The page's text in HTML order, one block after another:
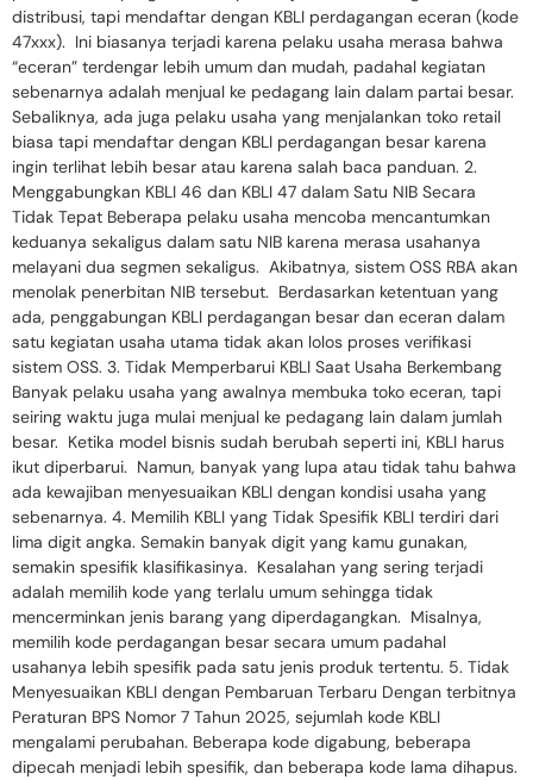
distribusi, tapi mendaftar dengan KBLI perdagangan eceran (kode
47xxx). Ini biasanya terjadi karena pelaku usaha merasa bahwa
“eceran” terdengar lebih umum dan mudah, padahal kegiatan
sebenarnya adalah menjual ke pedagang lain dalam partai besar.
Sebaliknya, ada juga pelaku usaha yang menjalankan toko retail
biasa tapi mendaftar dengan KBLI perdagangan besar karena
ingin terlihat lebih besar atau karena salah baca panduan. 2.
Menggabungkan KBLI 46 dan KBLI 47 dalam Satu NIB Secara
Tidak Tepat Beberapa pelaku usaha mencoba mencantumkan
keduanya sekaligus dalam satu NIB karena merasa usahanya
melayani dua segmen sekaligus. Akibatnya, sistem OSS RBA akan
menolak penerbitan NIB tersebut. Berdasarkan ketentuan yang
ada, penggabungan KBLI perdagangan besar dan eceran dalam
satu kegiatan usaha utama tidak akan lolos proses verifikasi
sistem OSS. 3. Tidak Memperbarui KBLI Saat Usaha Berkembang
Banyak pelaku usaha yang awalnya membuka toko eceran, tapi
seiring waktu juga mulai menjual ke pedagang lain dalam jumlah
besar. Ketika model bisnis sudah berubah seperti ini, KBLI harus
ikut diperbarui. Namun, banyak yang lupa atau tidak tahu bahwa
ada kewajiban menyesuaikan KBLI dengan kondisi usaha yang
sebenarnya. 4. Memilih KBLI yang Tidak Spesifik KBLI terdiri dari
lima digit angka. Semakin banyak digit yang kamu gunakan,
semakin spesifik klasifikasinya. Kesalahan yang sering terjadi
adalah memilih kode yang terlalu umum sehingga tidak
mencerminkan jenis barang yang diperdagangkan. Misalnya,
memilih kode perdagangan besar secara umum padahal
usahanya lebih spesifik pada satu jenis produk tertentu. 5. Tidak
Menyesuaikan KBLI dengan Pembaruan Terbaru Dengan terbitnya
Peraturan BPS Nomor 7 Tahun 2025, sejumlah kode KBLI
mengalami perubahan. Beberapa kode digabung, beberapa
dipecah menjadi lebih spesifik, dan beberapa kode lama dihapus.